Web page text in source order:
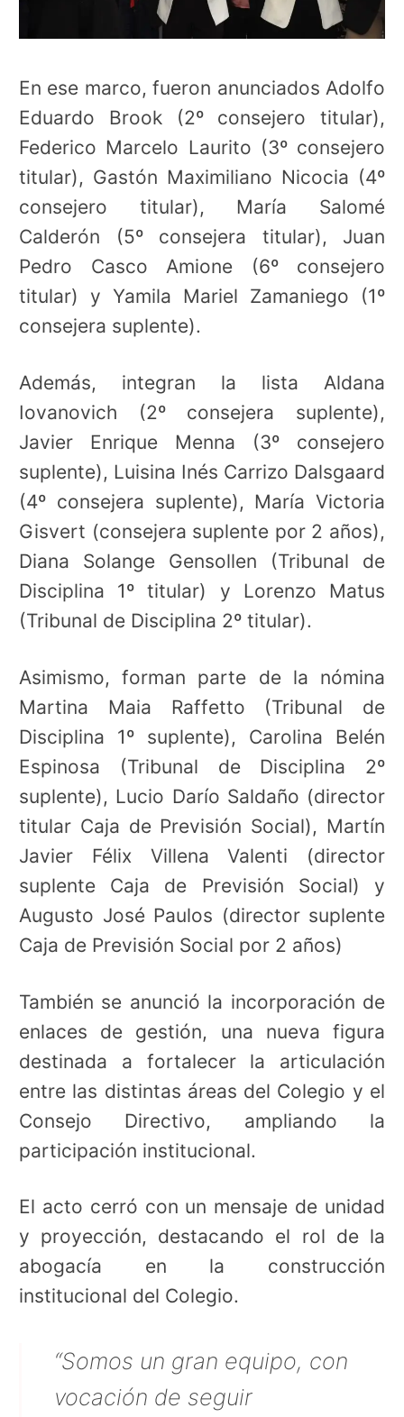
En ese marco, fueron anunciados Adolfo
Eduardo Brook (2º consejero titular),
Federico Marcelo Laurito (3º consejero
titular), Gastón Maximiliano Nicocia (4º
consejero titular), María Salomé
Calderón (5º consejera titular), Juan
Pedro Casco Amione (6º consejero
titular) y Yamila Mariel Zamaniego (1º
consejera suplente).
Además, integran la lista Aldana
Iovanovich (2º consejera suplente),
Javier Enrique Menna (3º consejero
suplente), Luisina Inés Carrizo Dalsgaard
(4º consejera suplente), María Victoria
Gisvert (consejera suplente por 2 años),
Diana Solange Gensollen (Tribunal de
Disciplina 1º titular) y Lorenzo Matus
(Tribunal de Disciplina 2º titular).
Asimismo, forman parte de la nómina
Martina Maia Raffetto (Tribunal de
Disciplina 1º suplente), Carolina Belén
Espinosa (Tribunal de Disciplina 2º
suplente), Lucio Darío Saldaño (director
titular Caja de Previsión Social), Martín
Javier Félix Villena Valenti (director
suplente Caja de Previsión Social) y
Augusto José Paulos (director suplente
Caja de Previsión Social por 2 años)
También se anunció la incorporación de
enlaces de gestión, una nueva figura
destinada a fortalecer la articulación
entre las distintas áreas del Colegio y el
Consejo Directivo, ampliando la
participación institucional.
El acto cerró con un mensaje de unidad
y proyección, destacando el rol de la
abogacía en la construcción
institucional del Colegio.
“Somos un gran equipo, con
vocación de seguir